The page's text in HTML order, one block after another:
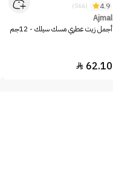
4.9
(566)
Ajmal
أجمل زيت عطري مسك سيلك - 12جم
62.10
